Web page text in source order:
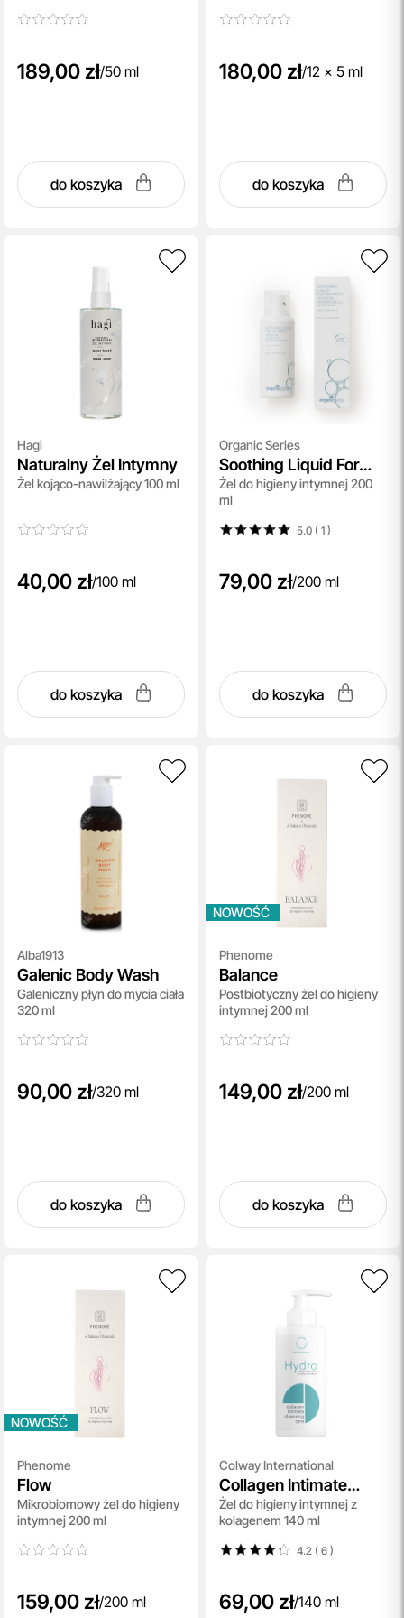
189,00 zł/50 ml
do koszyka
180,00 zł/12 x 5 ml
do koszyka
Hagi
Naturalny Żel Intymny
Żel kojąco-nawilżający 100 ml
40,00 zł/100 ml
do koszyka
Organic Series
Soothing Liquid For
Intimate Hygiene
Żel do higieny intymnej 200
ml
5.0 ( 1)
79,00 zł/200 ml
do koszyka
Alba1913
Galenic Body Wash
Galeniczny płyn do mycia ciała
320 ml
90,00 zł/320 ml
do koszyka
NOWOŚĆ
Phenome
Balance
Postbiotyczny żel do higieny
intymnej 200 ml
149,00 zł/200 ml
do koszyka
NOWOŚĆ
Phenome
Flow
Mikrobiomowy żel do higieny
intymnej 200 ml
159,00 zł/200 ml
Colway International
Collagen Intimate
Hygiene Gel
Żel do higieny intymnej z
kolagenem 140 ml
4.2 ( 6)
69,00 zł/140 ml